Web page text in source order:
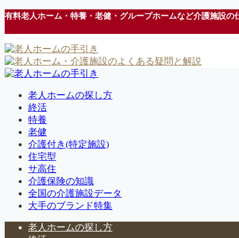
有料老人ホーム・特養・老健・グループホームなど介護施設の
老人ホームの探し方
終活
特養
老健
介護付き(特定施設)
住宅型
サ高住
介護保険の知識
全国の介護施設データ
大手のブランド特集
老人ホームの探し方